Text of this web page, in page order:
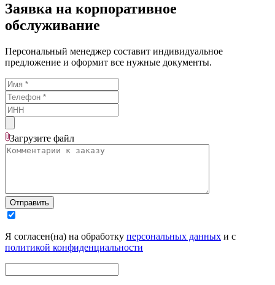
Заявка на корпоративное
обслуживание
Персональный менеджер составит индивидуальное
предложение и оформит все нужные документы.
Загрузите файл
Отправить
Я согласен(на) на обработку персональных данных и с
политикой конфиденциальности